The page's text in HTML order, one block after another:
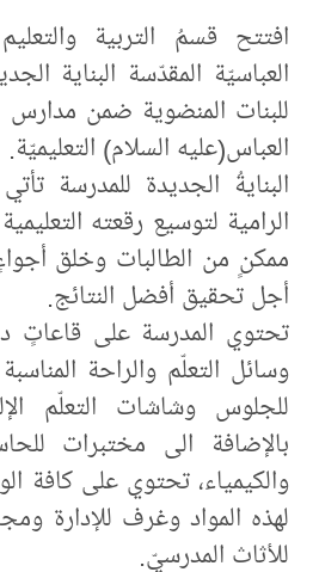
افتتح قسمُ التربية
العباسيّة المقدّسة البناية
للبنات المنضوية ضمن
العباس(عليه السلام) التعليميّة.
البنايةُ الجديدة للمدرسة
الرامية لتوسيع رقعته
ممكنٍ من الطالبات وخلق
أجل تحقيق أفضل النتائج.
تحتوي المدرسة على قاعاتٍ
وسائل التعلّم والراحة
للجلوس وشاشات التعلّم
بالإضافة الى مختبرات
والكيمياء، تحتوي على كافة
لهذه المواد وغرف للإدارة
للأثاث المدرسيّ.